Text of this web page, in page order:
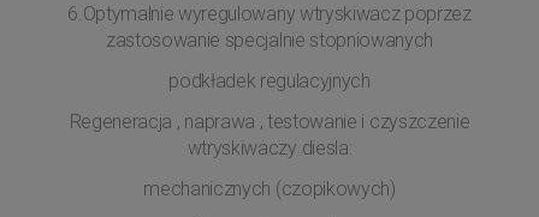
6.Optymalnie wyregulowany wtryskiwacz poprzez
zastosowanie specjalnie stopniowanych
podkładek regulacyjnych
Regeneracja , naprawa , testowanie i czyszczenie
wtryskiwaczy diesla:
mechanicznych (czopikowych)